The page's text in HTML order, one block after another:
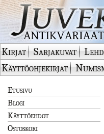
Kirjat Sarjakuvat
Käyttöohjekirjat
Etusivu
Blogi
Käyttöehdot
Ostoskori